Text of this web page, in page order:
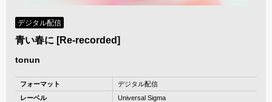
デジタル配信
青い春に [Re-recorded]
tonun
フォーマット
デジタル配信
レーベル
Universal Sigma